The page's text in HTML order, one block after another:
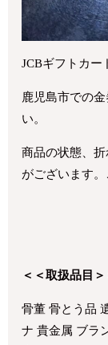
JCBギフトカー
鹿児島市での
い。
商品の状態、
がございます
＜＜取扱品目＞
骨董 骨とう品
ナ 貴金属 ブラ